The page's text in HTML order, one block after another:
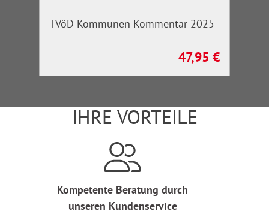
TVöD Kommunen Kommentar 2025
Regulärer Preis:
47,95 €
IHRE VORTEILE
Kompetente Beratung durch
unseren Kundenservice